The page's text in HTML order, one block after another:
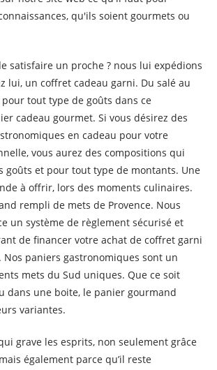
qu'ils soient gourmets ou
satisfaire un proche ? nous lui expédions
lui, un coffret cadeau garni. Du salé au
tout type de goûts dans ce
cadeau gourmet. Si vous désirez des
en cadeau pour votre
vous aurez des compositions qui
goûts et pour tout type de montants. Une
à offrir, lors des moments culinaires.
rempli de mets de Provence. Nous
un système de règlement sécurisé et
de financer votre achat de coffret garni
paniers gastronomiques sont un
mets du Sud uniques. Que ce soit
dans une boite, le panier gourmand
variantes.
grave les esprits, non seulement grâce
également parce qu’il reste